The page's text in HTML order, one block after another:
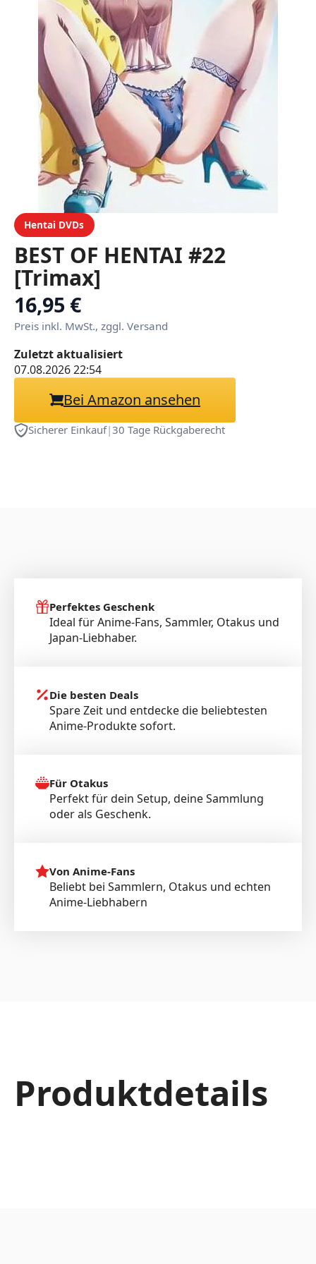
Hentai DVDs
BEST OF HENTAI #22
[Trimax]
16,95 €
Preis inkl. MwSt., zggl. Versand
Zuletzt aktualisiert
07.08.2026 22:54
Bei Amazon ansehen
Sicherer Einkauf|30 Tage Rückgaberecht
Perfektes Geschenk
Ideal für Anime-Fans, Sammler, Otakus und
Japan-Liebhaber.
Die besten Deals
Spare Zeit und entdecke die beliebtesten
Anime-Produkte sofort.
Für Otakus
Perfekt für dein Setup, deine Sammlung
oder als Geschenk.
Von Anime-Fans
Beliebt bei Sammlern, Otakus und echten
Anime-Liebhabern
Produktdetails